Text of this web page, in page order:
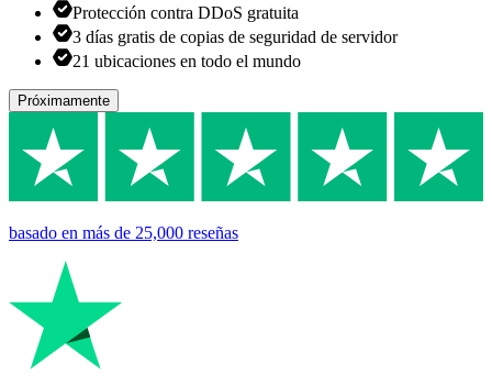
Protección contra DDoS gratuita
3 días gratis de copias de seguridad de servidor
21 ubicaciones en todo el mundo
Próximamente
basado en más de 25,000 reseñas